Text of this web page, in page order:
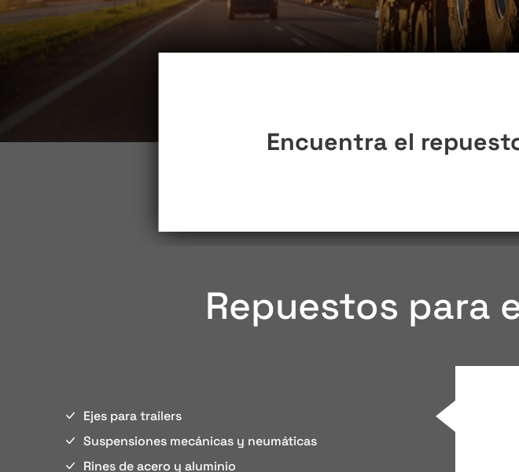
Encuentra el
Repuestos para
Ejes para trailers
Suspensiones mecánicas y neumáticas
Rines de acero y aluminio